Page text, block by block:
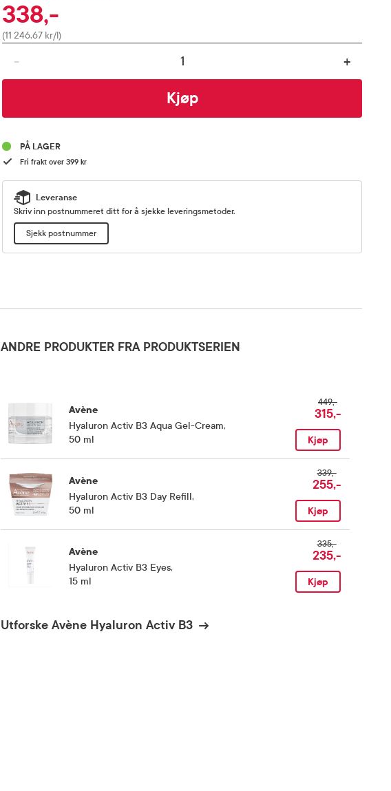
Pris
338,-
(11 246,67 kr/l)
- +
Kjøp
PÅ LAGER
Fri frakt over 399 kr
Leveranse
Skriv inn postnummeret ditt for å sjekke leveringsmetoder.
Sjekk postnummer
ANDRE PRODUKTER FRA PRODUKTSERIEN
Avène
Hyaluron Activ B3 Aqua Gel-Cream,
50 ml
449,-
315,-
Kjøp
Avène
Hyaluron Activ B3 Day Refill,
50 ml
339,-
255,-
Kjøp
Avène
Hyaluron Activ B3 Eyes,
15 ml
335,-
235,-
Kjøp
Utforske Avène Hyaluron Activ B3